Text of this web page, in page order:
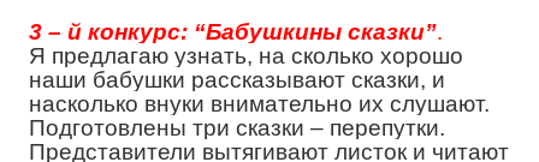
3 – й конкурс: “Бабушкины сказки”.
Я предлагаю узнать, на сколько хорошо
наши бабушки рассказывают сказки, и
насколько внуки внимательно их слушают.
Подготовлены три сказки – перепутки.
Представители вытягивают листок и читают